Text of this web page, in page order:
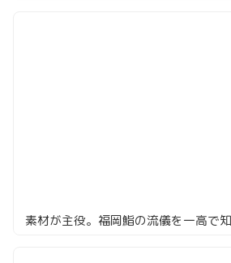
素材が主役。福岡鮨の流儀を一高で